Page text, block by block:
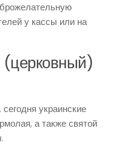
у кассы или на
(церковный)
, сегодня украинские
а также святой